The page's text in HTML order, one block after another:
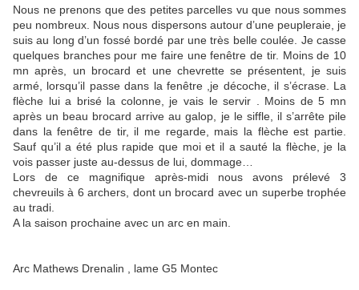
Nous ne prenons que des petites parcelles vu que nous sommes
peu nombreux. Nous nous dispersons autour d’une peupleraie, je
suis au long d’un fossé bordé par une très belle coulée. Je casse
quelques branches pour me faire une fenêtre de tir. Moins de 10
mn après, un brocard et une chevrette se présentent, je suis
armé, lorsqu’il passe dans la fenêtre ,je décoche, il s’écrase. La
flèche lui a brisé la colonne, je vais le servir . Moins de 5 mn
après un beau brocard arrive au galop, je le siffle, il s’arrête pile
dans la fenêtre de tir, il me regarde, mais la flèche est partie.
Sauf qu’il a été plus rapide que moi et il a sauté la flèche, je la
vois passer juste au-dessus de lui, dommage…
Lors de ce magnifique après-midi nous avons prélevé 3
chevreuils à 6 archers, dont un brocard avec un superbe trophée
au tradi.
A la saison prochaine avec un arc en main.
Arc Mathews Drenalin , lame G5 Montec